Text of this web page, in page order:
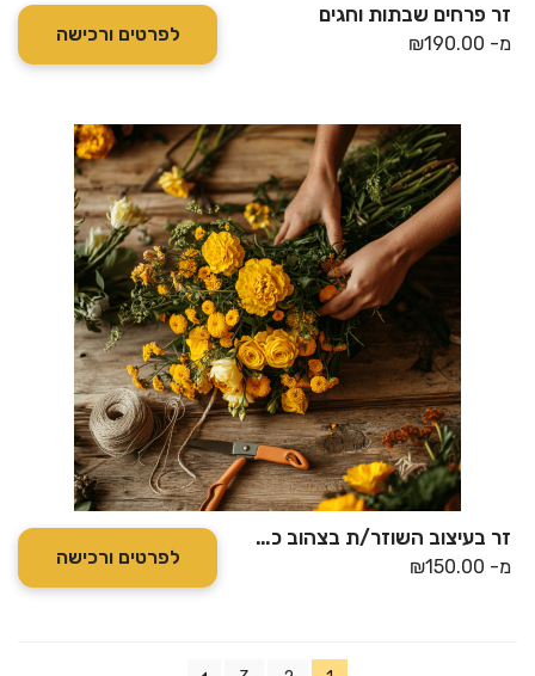
זר פרחים שבתות וחגים
מ- ₪190.00 לפרטים ורכישה
זר בעיצוב השוזר/ת בצהוב כתום
מ- ₪150.00 לפרטים ורכישה